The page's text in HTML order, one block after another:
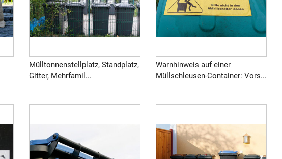
Mülltonnenstellplatz, Standplatz,
Gitter, Mehrfamil...
Warnhinweis auf einer
Müllschleusen-Container: Vors...